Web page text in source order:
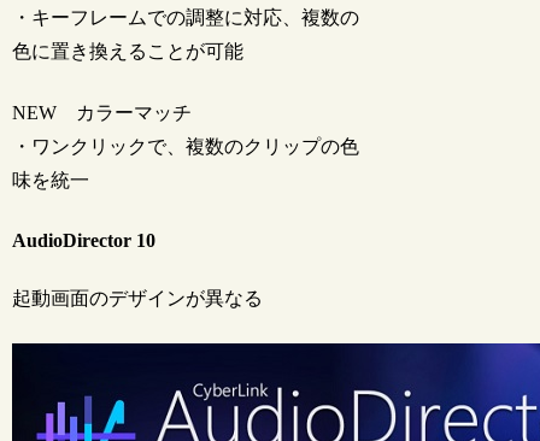
・キーフレームでの調整に対応、複数の
色に置き換えることが可能
NEW カラーマッチ
・ワンクリックで、複数のクリップの色
味を統一
AudioDirector 10
起動画面のデザインが異なる